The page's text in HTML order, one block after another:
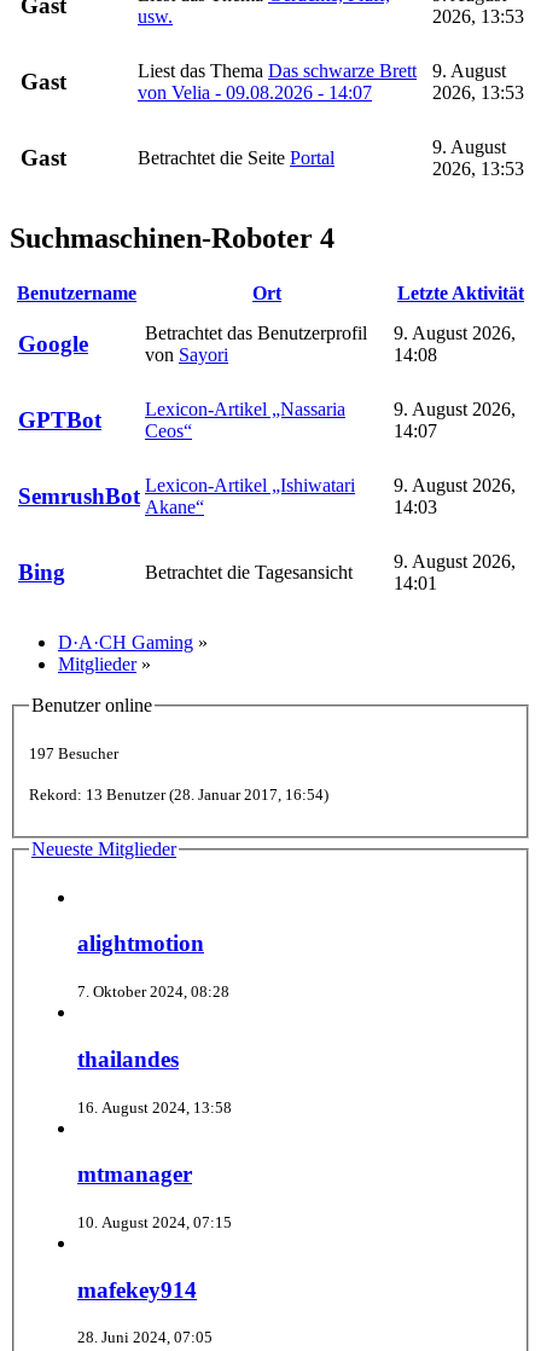
Gast
usw.
2026, 13:53
Gast Liest das Thema Das schwarze Brett
von Velia - 09.08.2026 - 14:07
9. August
2026, 13:53
Gast Betrachtet die Seite Portal
9. August
2026, 13:53
Suchmaschinen-Roboter 4
Benutzername Ort Letzte Aktivität
Google
Betrachtet das Benutzerprofil
von Sayori
9. August 2026,
14:08
GPTBot
Lexicon-Artikel „Nassaria
Ceos“
9. August 2026,
14:07
SemrushBot Lexicon-Artikel „Ishiwatari
Akane“
9. August 2026,
14:03
Bing Betrachtet die Tagesansicht
9. August 2026,
14:01
D·A·CH Gaming »
Mitglieder »
Benutzer online
197 Besucher
Rekord: 13 Benutzer (28. Januar 2017, 16:54)
Neueste Mitglieder
alightmotion
7. Oktober 2024, 08:28
thailandes
16. August 2024, 13:58
mtmanager
10. August 2024, 07:15
mafekey914
28. Juni 2024, 07:05